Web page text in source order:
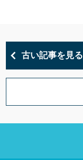
古い記事を見る